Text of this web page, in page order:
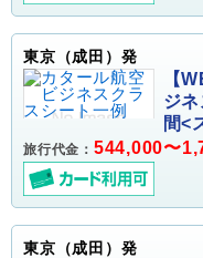
東京（成田）発
【
ジ
間<
旅行代金： 544,000〜
東京（成田）発